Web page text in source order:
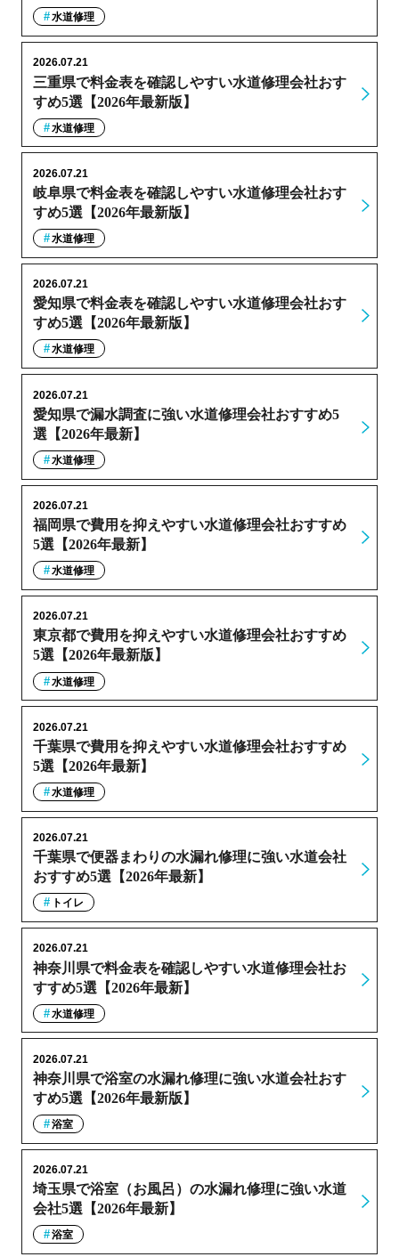
水道修理
三重県で料金表を確認しやすい水道修理会社おす
すめ5選【2026年最新版】
2026.07.21
水道修理
岐阜県で料金表を確認しやすい水道修理会社おす
すめ5選【2026年最新版】
2026.07.21
水道修理
愛知県で料金表を確認しやすい水道修理会社おす
すめ5選【2026年最新版】
2026.07.21
水道修理
愛知県で漏水調査に強い水道修理会社おすすめ5
選【2026年最新】
2026.07.21
水道修理
福岡県で費用を抑えやすい水道修理会社おすすめ
5選【2026年最新】
2026.07.21
水道修理
東京都で費用を抑えやすい水道修理会社おすすめ
5選【2026年最新版】
2026.07.21
水道修理
千葉県で費用を抑えやすい水道修理会社おすすめ
5選【2026年最新】
2026.07.21
水道修理
千葉県で便器まわりの水漏れ修理に強い水道会社
おすすめ5選【2026年最新】
2026.07.21
トイレ
神奈川県で料金表を確認しやすい水道修理会社お
すすめ5選【2026年最新】
2026.07.21
水道修理
神奈川県で浴室の水漏れ修理に強い水道会社おす
すめ5選【2026年最新版】
2026.07.21
浴室
埼玉県で浴室（お風呂）の水漏れ修理に強い水道
会社5選【2026年最新】
2026.07.21
浴室